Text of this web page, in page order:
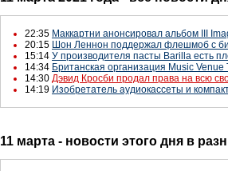
22:35 Маккартни анонсировал альбом III
20:15 Шон Леннон поддержал флешмоб с
15:14 У производителя пасты Barilla есть
14:34 Британская организация Music
14:30 Дэвид Кросби продал права на всю
14:19 Изобретатель аудиокассеты и
11 марта - новости этого дня в